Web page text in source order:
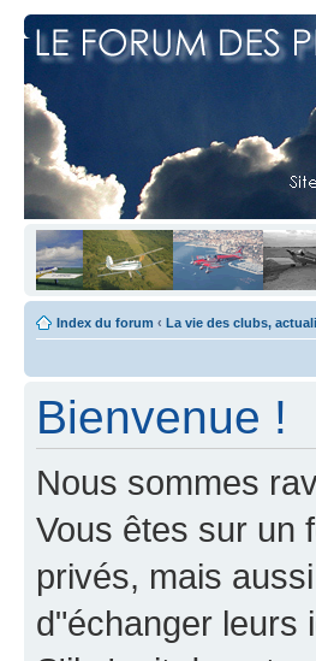
Index du forum ‹ La vie des clubs,
Bienvenue !
Nous sommes
Vous êtes sur un
privés, mais
d"échanger leurs